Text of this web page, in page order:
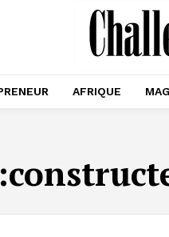
AFRIQUE